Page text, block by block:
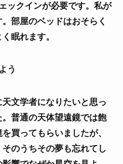
ックインが必要です。私が
部屋のベッドはおそらく
眠れます。
う
文学者になりたいと思っ
普通の天体望遠鏡では飽
買ってもらいましたが、
のうちその夢も忘れてし